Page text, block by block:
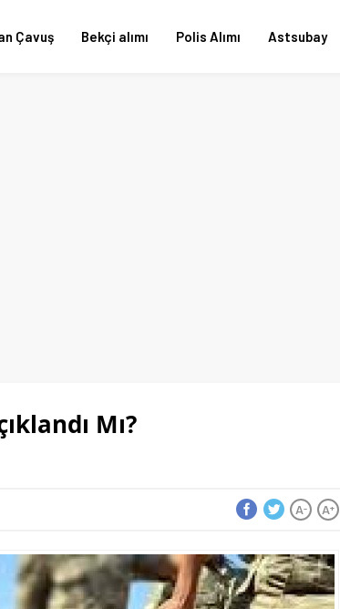
Çavuş Bekçi alımı Polis Alımı Astsubay
Mı?
A+
A-